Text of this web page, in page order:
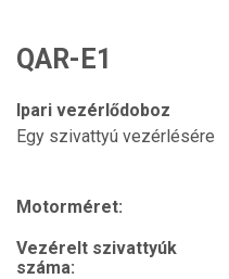
QAR-E1
Ipari vezérlődoboz
Egy szivattyú vezérlésére
Motorméret:
Vezérelt szivattyúk
száma: